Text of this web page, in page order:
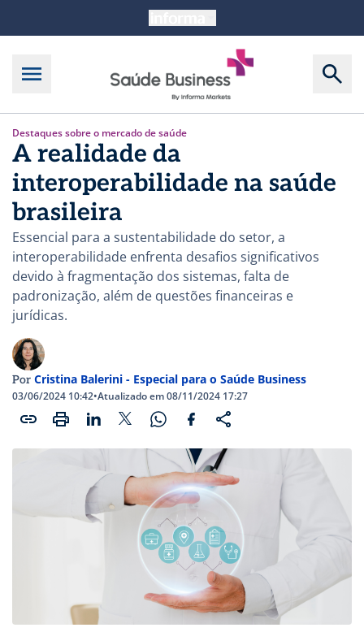
Destaques sobre o mercado de saúde
A realidade da
interoperabilidade na saúde
brasileira
Essencial para a sustentabilidade do setor, a
interoperabilidade enfrenta desafios significativos
devido à fragmentação dos sistemas, falta de
padronização, além de questões financeiras e
jurídicas.
Por Cristina Balerini - Especial para o Saúde Business
03/06/2024 10:42•Atualizado em 08/11/2024 17:27